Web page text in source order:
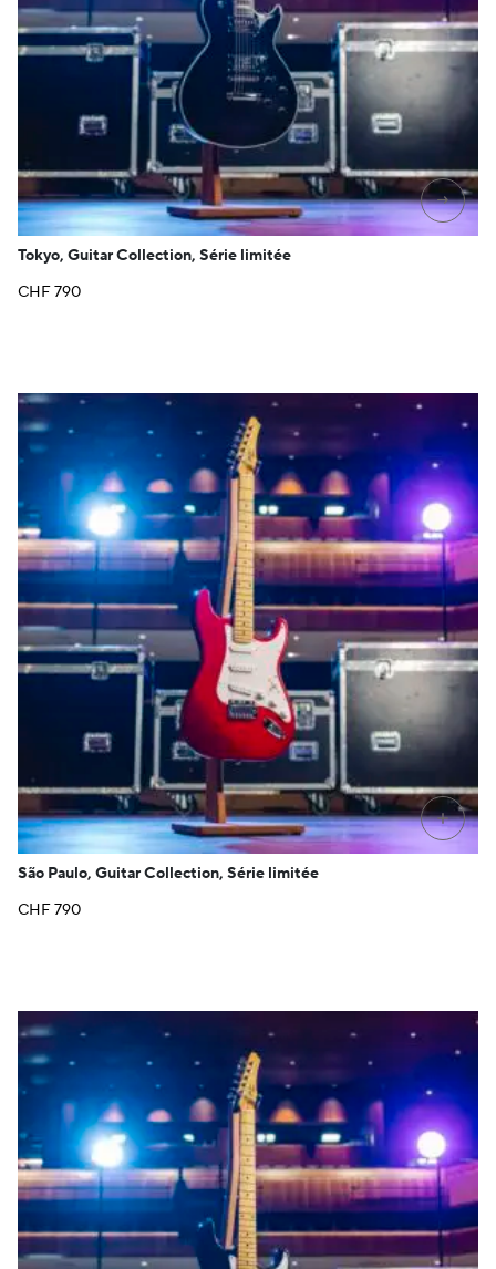
→
Tokyo, Guitar Collection, Série limitée
CHF790
+
São Paulo, Guitar Collection, Série limitée
CHF790